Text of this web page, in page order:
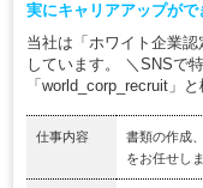
実にキャリアアップがで
当社は「ホワイト企業
しています。 ＼SNSで
「world_corp_recruit」
仕事内容
書類の作成
をお任せし